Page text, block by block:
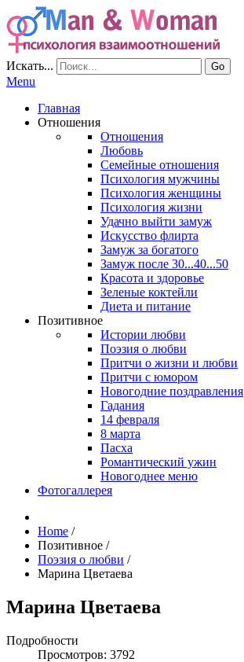
Искать... Go
Menu
Главная
Отношения
Отношения
Любовь
Семейные отношения
Психология мужчины
Психология женщины
Психология жизни
Удачно выйти замуж
Искусство флирта
Замуж за богатого
Замуж после 30...40...50
Красота и здоровье
Зеленые коктейли
Диета и питание
Позитивное
Истории любви
Поэзия о любви
Притчи о жизни и любви
Притчи с юмором
Новогодние поздравления
Гадания
14 февраля
8 марта
Пасха
Романтический ужин
Новогоднее меню
Фотогаллерея
Home /
Позитивное /
Поэзия о любви /
Марина Цветаева
Марина Цветаева
Подробности
Просмотров: 3792